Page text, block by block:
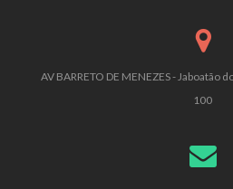
AV BARRETO DE MENEZES - Jaboatão
100